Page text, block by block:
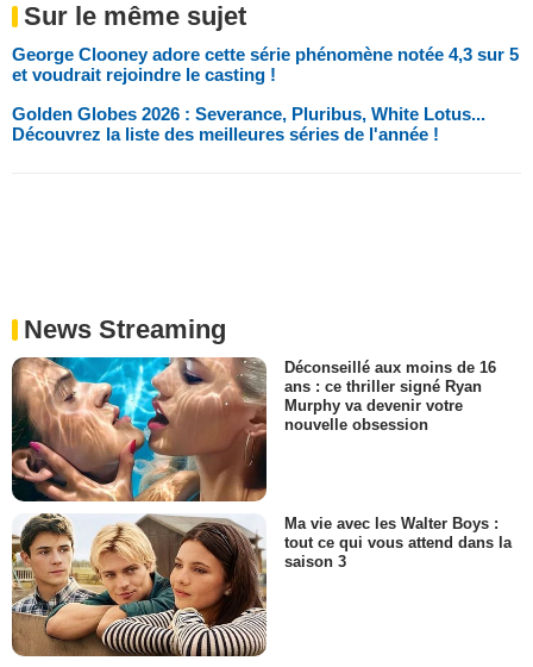
Sur le même sujet
George Clooney adore cette série phénomène notée 4,3 sur 5
et voudrait rejoindre le casting !
Golden Globes 2026 : Severance, Pluribus, White Lotus...
Découvrez la liste des meilleures séries de l'année !
News Streaming
Déconseillé aux moins de 16
ans : ce thriller signé Ryan
Murphy va devenir votre
nouvelle obsession
Ma vie avec les Walter Boys :
tout ce qui vous attend dans la
saison 3